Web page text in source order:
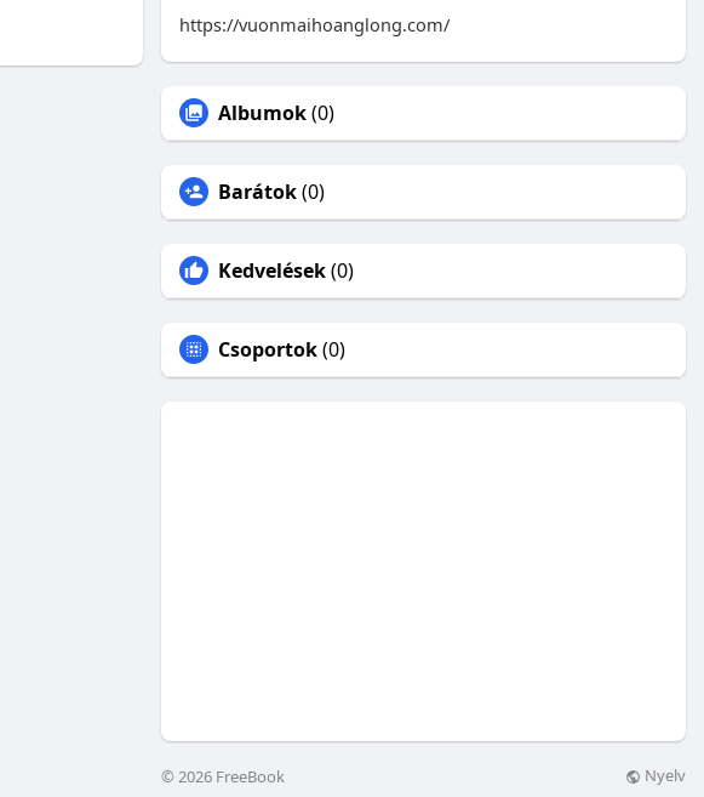
https://vuonmaihoanglong.com/
Albumok(0)
Barátok(0)
Kedvelések(0)
Csoportok(0)
© 2026 FreeBook Nyelv